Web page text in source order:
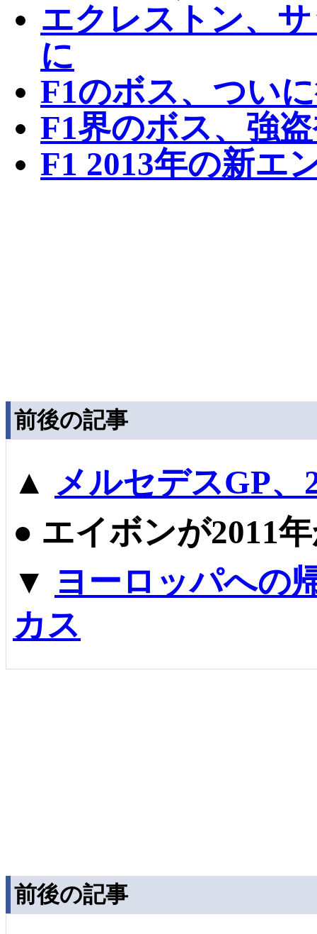
エクレストン、
に
F1のボス、つい
F1界のボス、強
F1 2013年の新エ
前後の記事
▲ メルセデスGP
● エイボンが2011
▼ ヨーロッパへの
カス
前後の記事